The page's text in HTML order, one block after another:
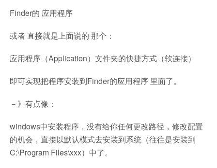
Finder的 应用程序
或者 直接就是上面说的 那个：
应用程序（Application）文件夹的快捷方式（软连接）
即可实现把程序安装到Finder的应用程序 里面了。
－》有点像：
windows中安装程序，没有给你任何更改路径，修改配置
的机会，直接以默认模式去安装到系统（往往是安装到
C:\Program Files\xxx）中了。